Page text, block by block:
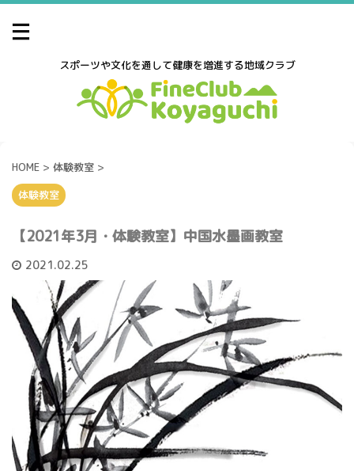
スポーツや文化を通して健康を増進する地域クラブ
HOME > 体験教室 >
体験教室
【2021年3月・体験教室】中国水墨画教室
2021.02.25